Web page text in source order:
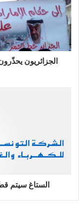
الجزائريون
الستاغ سيتم